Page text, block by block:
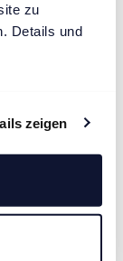
zu
Details und
zeigen